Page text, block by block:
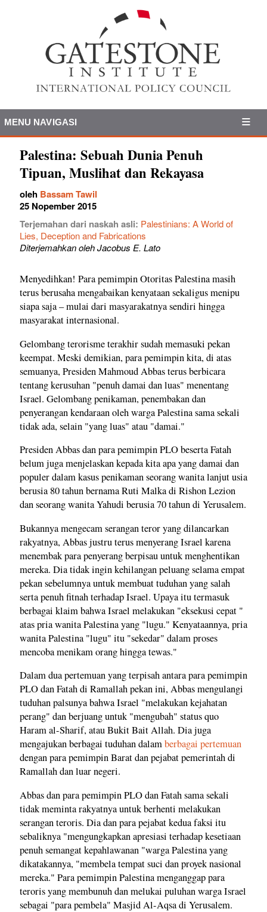
MENU NAVIGASI
Palestina: Sebuah Dunia Penuh
Tipuan, Muslihat dan Rekayasa
oleh Bassam Tawil
25 Nopember 2015
Terjemahan dari naskah asli: Palestinians: A World of
Lies, Deception and Fabrications
Diterjemahkan oleh Jacobus E. Lato
Menyedihkan! Para pemimpin Otoritas Palestina masih
terus berusaha mengabaikan kenyataan sekaligus menipu
siapa saja – mulai dari masyarakatnya sendiri hingga
masyarakat internasional.
Gelombang terorisme terakhir sudah memasuki pekan
keempat. Meski demikian, para pemimpin kita, di atas
semuanya, Presiden Mahmoud Abbas terus berbicara
tentang kerusuhan "penuh damai dan luas" menentang
Israel. Gelombang penikaman, penembakan dan
penyerangan kendaraan oleh warga Palestina sama sekali
tidak ada, selain "yang luas" atau "damai."
Presiden Abbas dan para pemimpin PLO beserta Fatah
belum juga menjelaskan kepada kita apa yang damai dan
populer dalam kasus penikaman seorang wanita lanjut usia
berusia 80 tahun bernama Ruti Malka di Rishon Lezion
dan seorang wanita Yahudi berusia 70 tahun di Yerusalem.
Bukannya mengecam serangan teror yang dilancarkan
rakyatnya, Abbas justru terus menyerang Israel karena
menembak para penyerang berpisau untuk menghentikan
mereka. Dia tidak ingin kehilangan peluang selama empat
pekan sebelumnya untuk membuat tuduhan yang salah
serta penuh fitnah terhadap Israel. Upaya itu termasuk
berbagai klaim bahwa Israel melakukan "eksekusi cepat "
atas pria wanita Palestina yang "lugu." Kenyataannya, pria
wanita Palestina "lugu" itu "sekedar" dalam proses
mencoba menikam orang hingga tewas."
Dalam dua pertemuan yang terpisah antara para pemimpin
PLO dan Fatah di Ramallah pekan ini, Abbas mengulangi
tuduhan palsunya bahwa Israel "melakukan kejahatan
perang" dan berjuang untuk "mengubah" status quo
Haram al-Sharif, atau Bukit Bait Allah. Dia juga
mengajukan berbagai tuduhan dalamberbagai pertemuan
dengan para pemimpin Barat dan pejabat pemerintah di
Ramallah dan luar negeri.
Abbas dan para pemimpin PLO dan Fatah sama sekali
tidak meminta rakyatnya untuk berhenti melakukan
serangan teroris. Dia dan para pejabat kedua faksi itu
sebaliknya "mengungkapkan apresiasi terhadap kesetiaan
penuh semangat kepahlawanan "warga Palestina yang
dikatakannya, "membela tempat suci dan proyek nasional
mereka." Para pemimpin Palestina menganggap para
teroris yang membunuh dan melukai puluhan warga Israel
sebagai "para pembela" Masjid Al-Aqsa di Yerusalem.